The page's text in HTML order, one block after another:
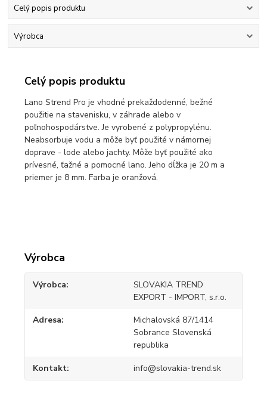
Celý popis produktu
Výrobca
Celý popis produktu
Lano Strend Pro je vhodné prekaždodenné, bežné
použitie na stavenisku, v záhrade alebo v
poľnohospodárstve. Je vyrobené z polypropylénu.
Neabsorbuje vodu a môže byť použité v námornej
doprave - lode alebo jachty. Môže byť použité ako
prívesné, ťažné a pomocné lano. Jeho dĺžka je 20 m a
priemer je 8 mm. Farba je oranžová.
Výrobca
Výrobca
SLOVAKIA TREND
EXPORT - IMPORT, s.r.o.
Adresa
Michalovská 87/1414
Sobrance Slovenská
republika
Kontakt info@slovakia-trend.sk